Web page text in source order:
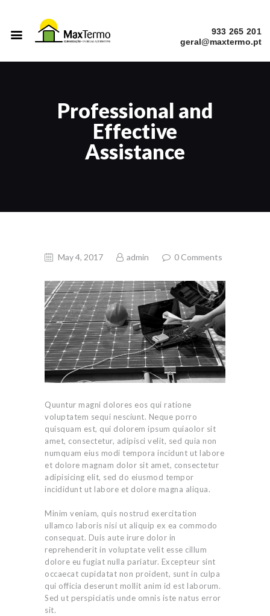
933 265 201
Professional and
Effective
Assistance
A EMPRESA
CATÁLOGOS
OBRAS
May 4, 2017 admin 0 Comments
Quuntur magni dolores eos qui ratione
voluptatem sequi nesciunt. Neque porro
quisquam est, qui dolorem ipsum quiaolor sit
amet, consectetur, adipisci velit, sed quia non
numquam eius modi tempora incidunt ut labore
et dolore magnam dolor sit amet, consectetur
adipisicing elit, sed do eiusmod tempor
incididunt ut labore et dolore magna aliqua.
Minim veniam, quis nostrud exercitation
ullamco laboris nisi ut aliquip ex ea commodo
consequat. Duis aute irure dolor in
reprehenderit in voluptate velit esse cillum
dolore eu fugiat nulla pariatur. Excepteur sint
occaecat cupidatat non proident, sunt in culpa
qui officia deserunt mollit anim id est laborum.
Sed ut perspiciatis unde omnis iste natus error
sit.